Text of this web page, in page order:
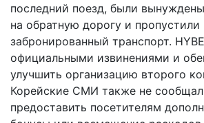
последний поезд, были
на обратную дорогу и пропустили
забронированный транспорт.
официальными извинениями и
улучшить организацию второго
Корейские СМИ также не
предоставить посетителям